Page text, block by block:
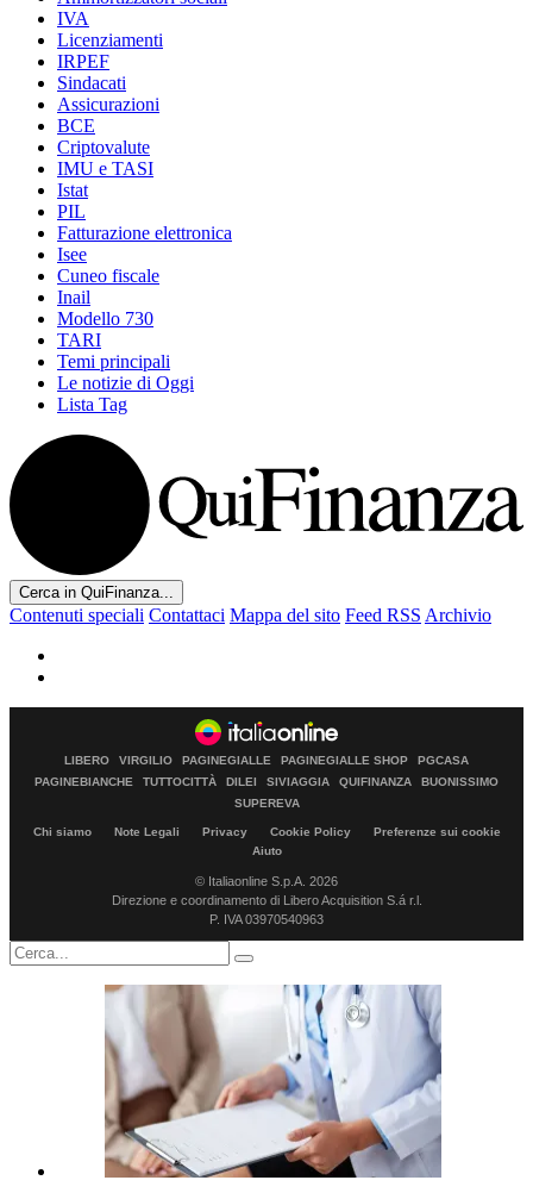
IVA
Licenziamenti
IRPEF
Sindacati
Assicurazioni
BCE
Criptovalute
IMU e TASI
Istat
PIL
Fatturazione elettronica
Isee
Cuneo fiscale
Inail
Modello 730
TARI
Temi principali
Le notizie di Oggi
Lista Tag
Cerca in QuiFinanza...
Contenuti speciali Contattaci Mappa del sito Feed RSS Archivio
LIBERO VIRGILIO PAGINEGIALLE PAGINEGIALLE SHOP
PGCASA
PAGINEBIANCHE
TUTTOCITTÀ DILEI SIVIAGGIA QUIFINANZA
BUONISSIMO
SUPEREVA
Chi siamo Note Legali Privacy Cookie Policy
Preferenze sui cookie
Aiuto
© Italiaonline S.p.A. 2026
Direzione e coordinamento di Libero Acquisition S.á r.l.
P. IVA 03970540963